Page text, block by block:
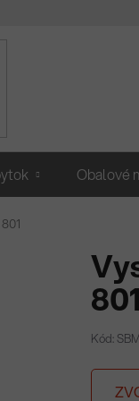
Obalové
801
Kód: